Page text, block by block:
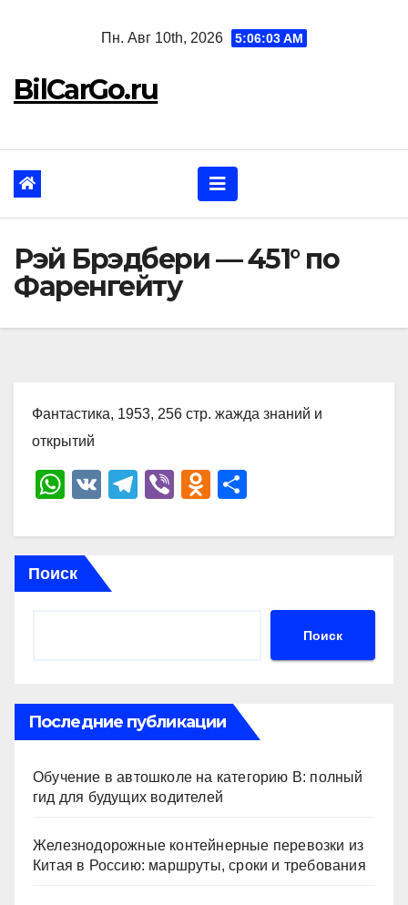
Пн. Авг 10th, 2026 5:06:04 AM
BilCarGo.ru
Рэй Брэдбери — 451° по
Фаренгейту
Фантастика, 1953, 256 стр. жажда знаний и
открытий
W
at
s
A
V
T
e
Vi
er
O
n
ki
р
ть
Поиск
Поиск
Последние публикации
Обучение в автошколе на категорию В: полный
гид для будущих водителей
Железнодорожные контейнерные перевозки из
Китая в Россию: маршруты, сроки и требования